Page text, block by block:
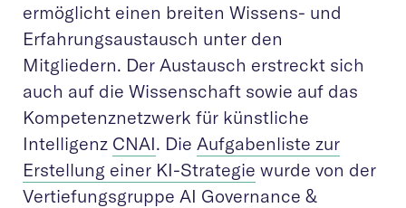
ermöglicht einen breiten Wissens- und
Erfahrungsaustausch unter den
Mitgliedern. Der Austausch erstreckt sich
auch auf die Wissenschaft sowie auf das
Kompetenznetzwerk für künstliche
Intelligenz CNAI. Die Aufgabenliste zur
Erstellung einer KI-Strategie wurde von der
Vertiefungsgruppe AI Governance &